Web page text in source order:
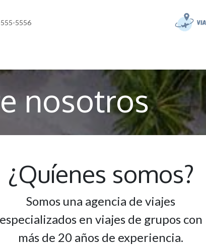
5556
nosotros
¿Quíenes somos?
Somos una agencia de viajes
especializados en viajes de grupos con
más de 20 años de experiencia.